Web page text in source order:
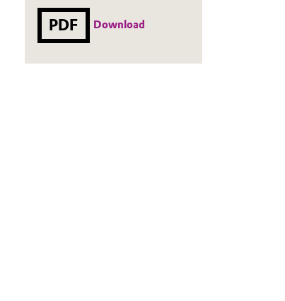
PDF Download